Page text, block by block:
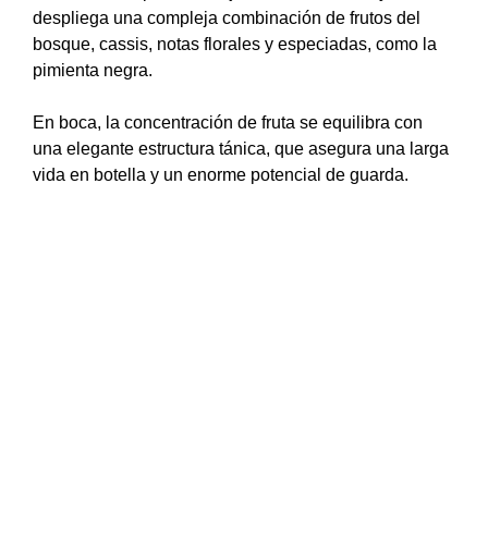
despliega una compleja combinación de frutos del
bosque, cassis, notas florales y especiadas, como la
pimienta negra.
En boca, la concentración de fruta se equilibra con
una elegante estructura tánica, que asegura una larga
vida en botella y un enorme potencial de guarda.